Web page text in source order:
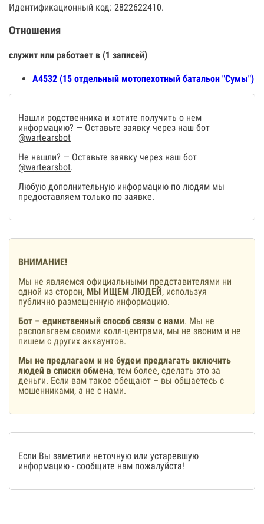
Идентификационный код: 2822622410.
Отношения
служит или работает в (1 записей)
А4532 (15 отдельный мотопехотный батальон "Сумы")
Нашли родственника и хотите получить о нем
информацию? — Оставьте заявку через наш бот
@wartearsbot
Не нашли? — Оставьте заявку через наш бот
@wartearsbot.
Любую дополнительную информацию по людям мы
предоставляем только по заявке.
ВНИМАНИЕ!
Мы не являемся официальными представителями ни
одной из сторон, МЫ ИЩЕМ ЛЮДЕЙ, используя
публично размещенную информацию.
Бот – единственный способ связи с нами. Мы не
располагаем своими колл-центрами, мы не звоним и не
пишем с других аккаунтов.
Мы не предлагаем и не будем предлагать включить
людей в списки обмена, тем более, сделать это за
деньги. Если вам такое обещают – вы общаетесь с
мошенниками, а не с нами.
Если Вы заметили неточную или устаревшую
информацию - сообщите нам пожалуйста!